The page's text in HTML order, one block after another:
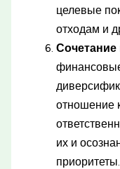
целевые
отходам и
отношение
их и
приоритеты.